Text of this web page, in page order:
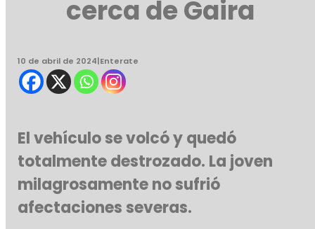
cerca de Gaira
10 de abril de 2024|Enterate
El vehículo se volcó y quedó
totalmente destrozado. La joven
milagrosamente no sufrió
afectaciones severas.